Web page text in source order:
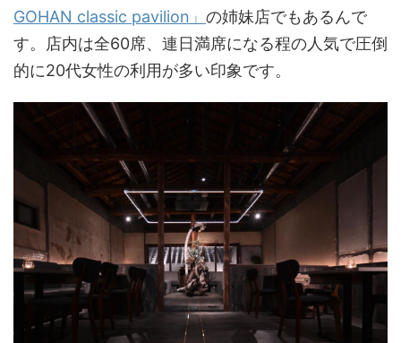
GOHAN classic pavilion」 の姉妹店でもあるんで
す。店内は全60席、連日満席になる程の人気で圧倒
的に20代女性の利用が多い印象です。